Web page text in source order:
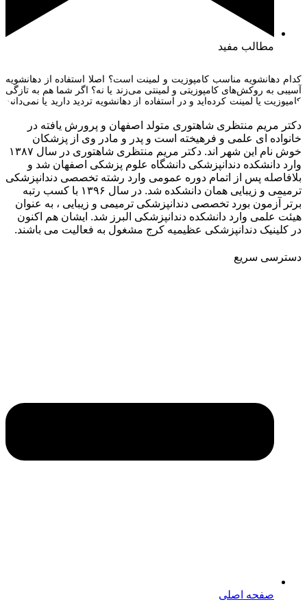
مطالب مفید
کدام دهانشویه مناسب کامپوزیت و لمینت است؟ اصلا استفاده از دهانشویه
آسیبی به روکش‌های کامپوزیتی و لمینتی می‌زند یا نه؟ اگر شما هم به تازگی
کامپوزیت یا لمینت کرده‌اید و در استفاده از دهانشویه تردید دارید یا نمی‌دانید
ادامه با ما همراه باشید. همانطور […]
دکتر مریم منتظری شاهتوری متولد اصفهان و پرورش یافته در
خانواده ای علمی و فرهیخته است و پدر و مادر وی از پزشکان
خوش نام این شهر اند. دکتر مریم منتظری شاهتوری در سال ۱۳۸۷
وارد دانشکده دندانپزشکی دانشگاه علوم پزشکی اصفهان شد و
بلافاصله پس از اتمام دوره عمومی وارد رشته تخصصی دندانپزشکی
ترمیمی و زیبایی همان دانشکده شد. در سال ۱۳۹۶ با کسب رتبه
برتر آزمون بورد تخصصی دندانپزشکی ترمیمی و زیبایی ، به عنوان
هیئت علمی وارد دانشکده دندانپزشکی البرز شد. ایشان هم اکنون
در کلینیک دندانپزشکی عظیمیه کرج مشغول به فعالیت می باشند.
دسترسی سریع
صفحه اصلی